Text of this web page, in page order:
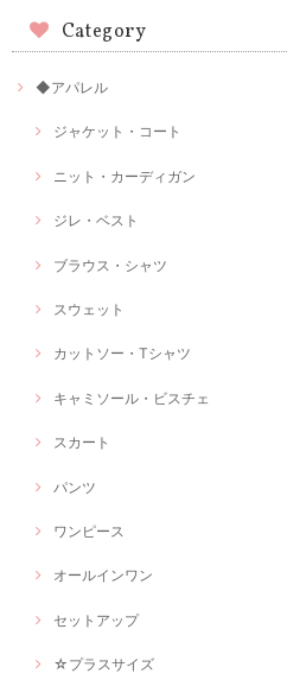
Category
◆アパレル
ジャケット・コート
ニット・カーディガン
ジレ・ベスト
ブラウス・シャツ
スウェット
カットソー・Tシャツ
キャミソール・ビスチェ
スカート
パンツ
ワンピース
オールインワン
セットアップ
☆プラスサイズ